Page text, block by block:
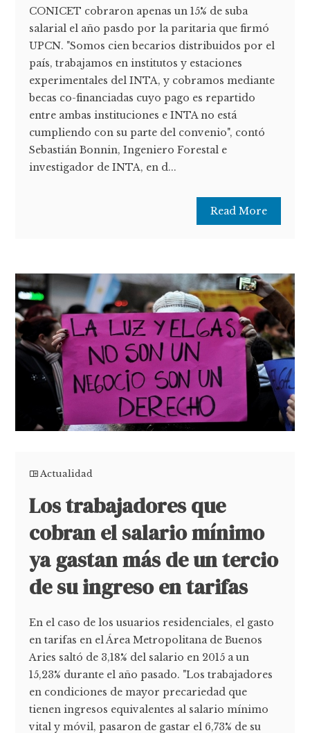
CONICET cobraron apenas un 15% de suba
salarial el año pasdo por la paritaria que firmó
UPCN. "Somos cien becarios distribuidos por el
país, trabajamos en institutos y estaciones
experimentales del INTA, y cobramos mediante
becas co-financiadas cuyo pago es repartido
entre ambas instituciones e INTA no está
cumpliendo con su parte del convenio", contó
Sebastián Bonnin, Ingeniero Forestal e
investigador de INTA, en d...
Read More
Actualidad
Los trabajadores que
cobran el salario mínimo
ya gastan más de un tercio
de su ingreso en tarifas
En el caso de los usuarios residenciales, el gasto
en tarifas en el Área Metropolitana de Buenos
Aries saltó de 3,18% del salario en 2015 a un
15,23% durante el año pasado. "Los trabajadores
en condiciones de mayor precariedad que
tienen ingresos equivalentes al salario mínimo
vital y móvil, pasaron de gastar el 6,73% de su